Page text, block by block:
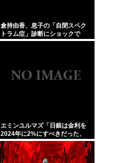
倉持由香、息子の「自閉スペク
トラム症」診断にショックで
涙… 見逃していた乳幼児期のサ
エミンユルマズ「日銀は金利を
2024年に2%にすべきだった、
2%で景気が悪くなるなら生産性
が低い利益が出せない企業、潰
れろ